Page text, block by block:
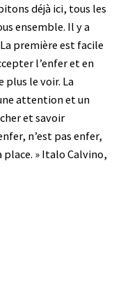
déjà ici, tous les
ensemble. Il y a
première est facile
l’enfer et en
plus le voir. La
attention et un
et savoir
n’est pas enfer,
» Italo Calvino,